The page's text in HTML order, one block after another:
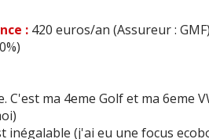
: 420 euros/an (Assureur :
C'est ma 4eme Golf et ma 6eme
inégalable (j'ai eu une focus